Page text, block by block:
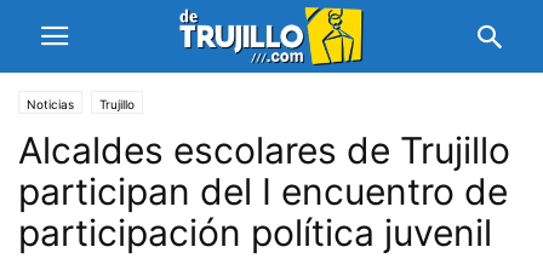
Noticias Trujillo
Alcaldes escolares de Trujillo
participan del I encuentro de
participación política juvenil